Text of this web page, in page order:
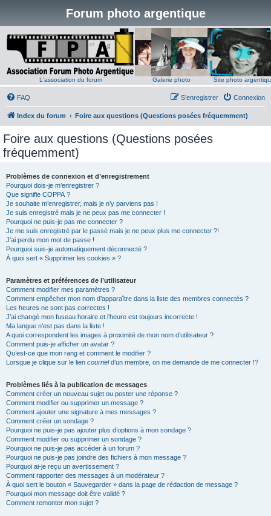
Forum photo argentique
L'association du forum Galerie photo Site photo
FAQ Connexion
S’enregistrer
Index du forum Foire aux questions (Questions posées fréquemment)
Foire aux questions (Questions posées
fréquemment)
Problèmes de connexion et d’enregistrement
Pourquoi dois-je m’enregistrer ?
Que signifie COPPA ?
Je souhaite m’enregistrer, mais je n’y parviens pas !
Je suis enregistré mais je ne peux pas me connecter !
Pourquoi ne puis-je pas me connecter ?
Je me suis enregistré par le passé mais je ne peux plus me connecter ?!
J’ai perdu mon mot de passe !
Pourquoi suis-je automatiquement déconnecté ?
À quoi sert « Supprimer les cookies » ?
Paramètres et préférences de l’utilisateur
Comment modifier mes paramètres ?
Comment empêcher mon nom d’apparaître dans la liste des membres connectés ?
Les heures ne sont pas correctes !
J’ai changé mon fuseau horaire et l’heure est toujours incorrecte !
Ma langue n’est pas dans la liste !
A quoi correspondent les images à proximité de mon nom d’utilisateur ?
Comment puis-je afficher un avatar ?
Qu’est-ce que mon rang et comment le modifier ?
Lorsque je clique sur le lien courrield’un membre, on me demande de me connecter !?
Problèmes liés à la publication de messages
Comment créer un nouveau sujet ou poster une réponse ?
Comment modifier ou supprimer un message ?
Comment ajouter une signature à mes messages ?
Comment créer un sondage ?
Pourquoi ne puis-je pas ajouter plus d’options à mon sondage ?
Comment modifier ou supprimer un sondage ?
Pourquoi ne puis-je pas accéder à un forum ?
Pourquoi ne puis-je pas joindre des fichiers à mon message ?
Pourquoi ai-je reçu un avertissement ?
Comment rapporter des messages à un modérateur ?
À quoi sert le bouton « Sauvegarder » dans la page de rédaction de message ?
Pourquoi mon message doit être validé ?
Comment remonter mon sujet ?